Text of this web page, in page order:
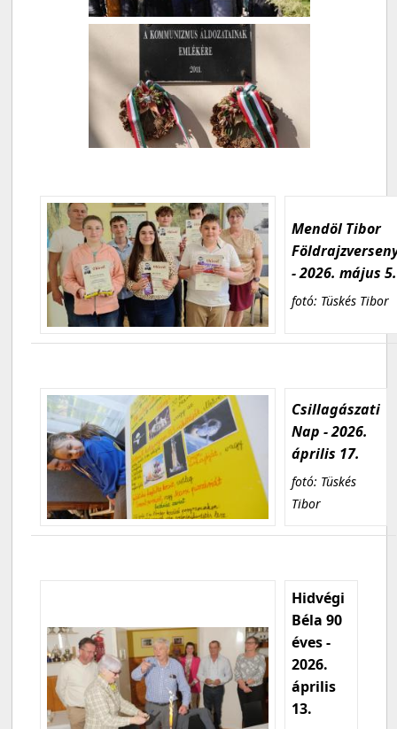
Mendöl Tibor
- 2026. május 5.
fotó: Tüskés Tibor
Csillagászati
Nap - 2026.
április 17.
fotó: Tüskés
Tibor
Hidvégi
Béla 90
éves -
2026.
április
13.